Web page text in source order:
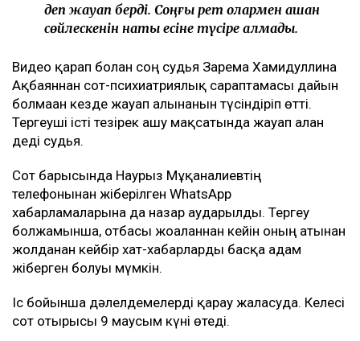
деп жауап берді. Соңғы рет олармен қашан
сөйлескенін нақты есіне түсіре алмады.
Видео қарап болған соң судья Зарема Хамидуллина
Ақбаяннан сот-психиатриялық сараптамасы дайын
болмаған кезде жауап алынғанын түсіндіріп өтті.
Тергеуші істі тезірек ашу мақсатында жауап алған
деді судья.
Сот барысында Наурыз Мұқанғалиевтің
телефонынан жіберілген WhatsApp
хабарламаларына да назар аударылды. Тергеу
болжамынша, отбасы жоғалғаннан кейін оның атынан
жолданған кейбір хат-хабарларды басқа адам
жіберген болуы мүмкін.
Іс бойынша дәлелдемелерді қарау жалғасуда. Келесі
сот отырысы 9 маусым күні өтеді.